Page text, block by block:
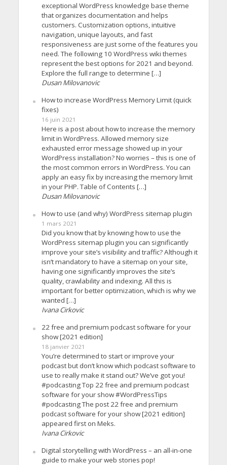
exceptional WordPress knowledge base theme
that organizes documentation and helps
customers. Customization options, intuitive
navigation, unique layouts, and fast
responsiveness are just some of the features you
need. The following 10 WordPress wiki themes
represent the best options for 2021 and beyond.
Explore the full range to determine […]
Dusan Milovanovic
How to increase WordPress Memory Limit (quick
fixes)
16 juin 2021
Here is a post about how to increase the memory
limit in WordPress. Allowed memory size
exhausted error message showed up in your
WordPress installation? No worries – this is one of
the most common errors in WordPress. You can
apply an easy fix by increasing the memory limit
in your PHP. Table of Contents […]
Dusan Milovanovic
How to use (and why) WordPress sitemap plugin
1 mars 2021
Did you know that by knowing how to use the
WordPress sitemap plugin you can significantly
improve your site’s visibility and traffic? Although it
isn’t mandatory to have a sitemap on your site,
having one significantly improves the site’s
quality, crawlability and indexing. All this is
important for better optimization, which is why we
wanted […]
Ivana Cirkovic
22 free and premium podcast software for your
show [2021 edition]
18 janvier 2021
You’re determined to start or improve your
podcast but don’t know which podcast software to
use to really make it stand out? We’ve got you!
#podcasting Top 22 free and premium podcast
software for your show #WordPressTips
#podcasting The post 22 free and premium
podcast software for your show [2021 edition]
appeared first on Meks.
Ivana Cirkovic
Digital storytelling with WordPress – an all-in-one
guide to make your web stories pop!